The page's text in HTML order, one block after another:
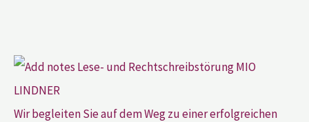
Wir begleiten Sie auf dem Weg zu einer erfolgreichen